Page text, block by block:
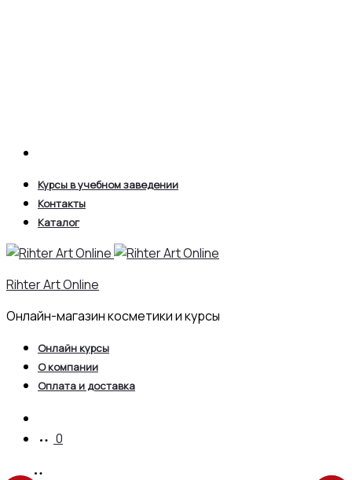
Курсы в учебном заведении
Контакты
Каталог
Rihter Art Online
Онлайн-магазин косметики и курсы
Онлайн курсы
О компании
Оплата и доставка
0